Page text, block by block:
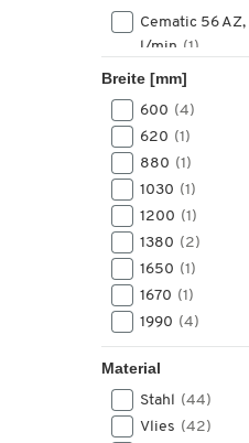
Cematic 56
l/min (1)
Cematic 56 K33
56 l/min
Cematic 56,
56 l/min
Cematic 56,
(1)
Cematic 72,
72 l/min
Cematic 85,
90 l/min
Cematic 90,
Breite [mm]
600 (4)
620 (1)
880 (1)
1030 (1)
1200 (1)
1380 (2)
1650 (1)
1670 (1)
1990 (4)
Material
Stahl (44)
Vlies (42)